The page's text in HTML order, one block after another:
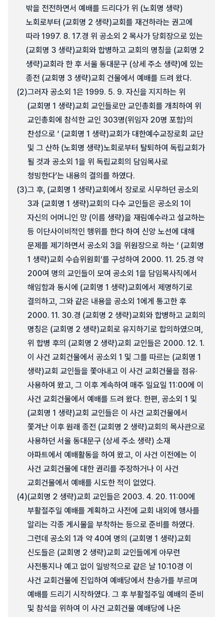
밖을 전전하면서 예배를 드리다가 위 (노회명 생략)
노회로부터 (교회명 2 생략)교회를 재건하라는 권고에
따라 1997. 8. 17.경 위 공소외 2 목사가 당회장으로 있는
(교회명 3 생략)교회와 합병하고 교회의 명칭을 (교회명 2
생략)교회라 한 후 서울 동대문구 (상세 주소 생략)에 있는
종전 (교회명 3 생략)교회 건물에서 예배를 드려 왔다.
(2)그러자 공소외 1은 1999. 5. 9. 자신을 지지하는 위
(교회명 1 생략)교회 교인들로만 교인총회를 개최하여 위
교인총회에 참석한 교인 303명(위임자 20명 포함)의
찬성으로 ‘ (교회명 1 생략)교회가 대한예수교장로회 교단
및 그 산하 (노회명 생략)노회로부터 탈퇴하여 독립교회가
될 것과 공소외 1을 위 독립교회의 담임목사로
청빙한다’는 내용의 결의를 하였다.
(3)그 후, (교회명 1 생략)교회에서 장로로 시무하던 공소외
3과 (교회명 1 생략)교회의 다수 교인들은 공소외 1이
자신의 어머니인 망 (이름 생략)을 재림예수라고 설교하는
등 이단사이비적인 행위를 한다 하여 신앙 노선에 대해
문제를 제기하면서 공소외 3을 위원장으로 하는 ‘ (교회명
1 생략)교회 수습위원회’를 구성하여 2000. 11. 25.경 약
200여 명의 교인들이 모여 공소외 1을 담임목사직에서
해임함과 동시에 (교회명 1 생략)교회에서 제명하기로
결의하고, 그와 같은 내용을 공소외 1에게 통고한 후
2000. 11. 30.경 (교회명 2 생략)교회와 합병하고 교회의
명칭은 (교회명 2 생략)교회로 유지하기로 합의하였으며,
위 합병 후의 (교회명 2 생략)교회 교인들은 2000. 12. 1.
이 사건 교회건물에서 공소외 1 및 그를 따르는 (교회명 1
생략)교회 교인들을 쫓아내고 이 사건 교회건물을 점유·
사용하여 왔고, 그 이후 계속하여 매주 일요일 11:00에 이
사건 교회건물에서 예배를 드려 왔다. 한편, 공소외 1 및
(교회명 1 생략)교회 교인들은 이 사건 교회건물에서
쫓겨난 이후 원래 종전 (교회명 2 생략)교회의 목사관으로
사용하던 서울 동대문구 (상세 주소 생략) 소재
아파트에서 예배활동을 하여 왔고, 이 사건 이전에는 이
사건 교회건물에 대한 권리를 주장하거나 이 사건
교회건물에서 예배를 시도한 적이 없었다.
(4)(교회명 2 생략)교회 교인들은 2003. 4. 20. 11:00에
부활절주일 예배를 계획하고 사전에 교회 내외에 행사를
알리는 각종 게시물을 부착하는 등으로 준비를 하였다.
그런데 공소외 1과 약 40여 명의 (교회명 1 생략)교회
신도들은 (교회명 2 생략)교회 교인들에게 아무런
사전통지나 예고 없이 일방적으로 같은 날 10:10경 이
사건 교회건물에 진입하여 예배당에서 찬송가를 부르며
예배를 드리기 시작하였다. 그 후 부활절주일 예배의 준비
및 참석을 위하여 이 사건 교회건물 예배당에 나온